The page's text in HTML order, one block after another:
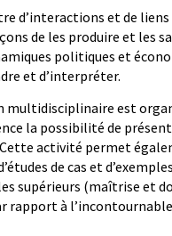
d’interactions et de liens
de les produire et les
politiques et
et d’interpréter.
multidisciplinaire est
la possibilité de
activité permet
de cas et
supérieurs (maîtrise et
à